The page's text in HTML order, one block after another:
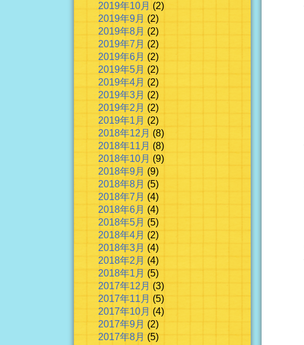
2019年10月 (2)
2019年9月 (2)
2019年8月 (2)
2019年7月 (2)
2019年6月 (2)
2019年5月 (2)
2019年4月 (2)
2019年3月 (2)
2019年2月 (2)
2019年1月 (2)
2018年12月 (8)
2018年11月 (8)
2018年10月 (9)
2018年9月 (9)
2018年8月 (5)
2018年7月 (4)
2018年6月 (4)
2018年5月 (5)
2018年4月 (2)
2018年3月 (4)
2018年2月 (4)
2018年1月 (5)
2017年12月 (3)
2017年11月 (5)
2017年10月 (4)
2017年9月 (2)
2017年8月 (5)